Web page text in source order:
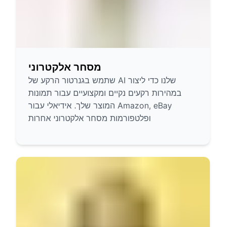
מסחר אלקטרוני
שתמש בגנרטור הרקע של AI שלנו כדי ליצור
במהירות רקעים נקיים ומקצועיים עבור תמונות
המוצר שלך. אידיאלי עבור Amazon, eBay
ופלטפורמות מסחר אלקטרוני אחרות